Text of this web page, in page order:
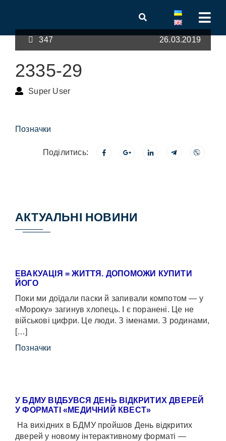
347 26.03.2019
2335-29
Super User
Позначки
Поділитись:
АКТУАЛЬНІ НОВИНИ
ЕВАКУАЦІЯ = ЖИТТЯ. ДОПОМОЖИ КУПИТИ
ЙОГО
Поки ми доїдали паски й запивали компотом — у
«Мороку» загинув хлопець. І є поранені. Це не
військові цифри. Це люди. З іменами. З родинами,
[…]
Позначки
У БДМУ ВІДБУВСЯ ДЕНЬ ВІДКРИТИХ ДВЕРЕЙ
У ФОРМАТІ «МЕДИЧНИЙ КВЕСТ»
На вихідних в БДМУ пройшов День відкритих
дверей у новому інтерактивному форматі —